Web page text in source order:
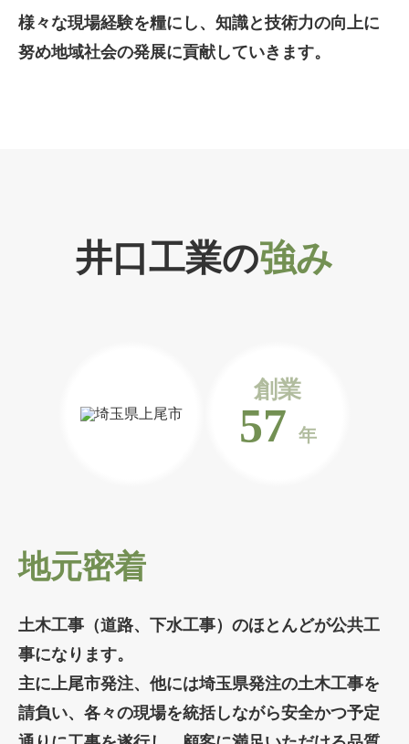
様々な現場経験を糧にし、知識と技術力の向上に
努め地域社会の発展に貢献していきます。
井口工業の強み
創業
57 年
地元密着
土木工事（道路、下水工事）のほとんどが公共工
事になります。
主に上尾市発注、他には埼玉県発注の土木工事を
請負い、各々の現場を統括しながら安全かつ予定